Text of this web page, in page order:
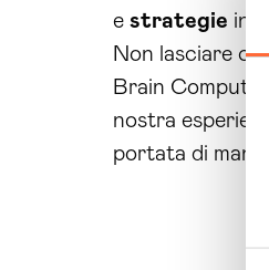
e strategie
Non lasciare
Brain
nostra
portata di mano!